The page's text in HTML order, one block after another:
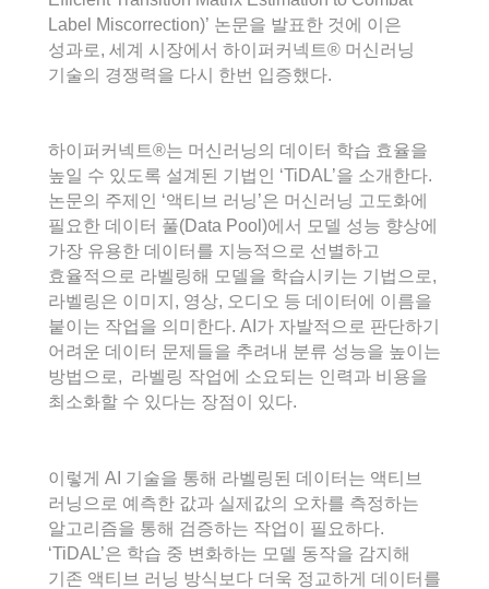
Label Miscorrection)’ 논문을 발표한 것에 이은
성과로, 세계 시장에서 하이퍼커넥트® 머신러닝
기술의 경쟁력을 다시 한번 입증했다.
하이퍼커넥트®는 머신러닝의 데이터 학습 효율을
높일 수 있도록 설계된 기법인 ‘TiDAL’을 소개한다.
논문의 주제인 ‘액티브 러닝’은 머신러닝 고도화에
필요한 데이터 풀(Data Pool)에서 모델 성능 향상에
가장 유용한 데이터를 지능적으로 선별하고
효율적으로 라벨링해 모델을 학습시키는 기법으로,
라벨링은 이미지, 영상, 오디오 등 데이터에 이름을
붙이는 작업을 의미한다. AI가 자발적으로 판단하기
어려운 데이터 문제들을 추려내 분류 성능을 높이는
방법으로, 라벨링 작업에 소요되는 인력과 비용을
최소화할 수 있다는 장점이 있다.
이렇게 AI 기술을 통해 라벨링된 데이터는 액티브
러닝으로 예측한 값과 실제값의 오차를 측정하는
알고리즘을 통해 검증하는 작업이 필요하다.
‘TiDAL’은 학습 중 변화하는 모델 동작을 감지해
기존 액티브 러닝 방식보다 더욱 정교하게 데이터를